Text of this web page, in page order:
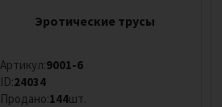
Эротические трусы
Артикул:9001-6
ID:24034
Продано:144шт.